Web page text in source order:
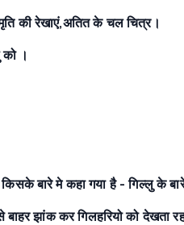
की रेखाएं,अतित के चल चित्र।
को ।
बारे मे कहा गया है - गिल्लु के
झांक कर गिलहरियो को देखता